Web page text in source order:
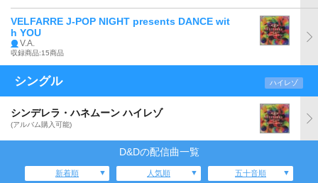
VELFARRE J-POP NIGHT presents DANCE wit
h YOU
V.A.
収録商品:15商品
シングル ハイレゾ
シンデレラ・ハネムーン ハイレゾ
(アルバム購入可能)
D&Dの配信曲一覧
新着順 人気順 五十音順